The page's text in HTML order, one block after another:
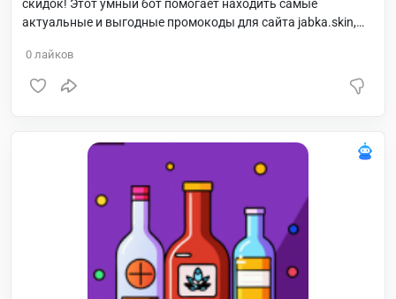
скидок! Этот умный бот помогает находить самые
актуальные и выгодные промокоды для сайта jabka.skin,
экономить на покупках.
0 лайков